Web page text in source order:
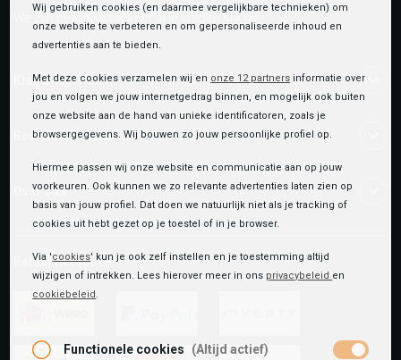
We zijn beschikbaar voor al je vragen
Klantenservice
Bestelinformatie
Over ons
Betaalmethoden
ideal paypal riverty
Wij gebruiken cookies (en daarmee vergelijkbare technieken) om
onze website te verbeteren en om gepersonaliseerde inhoud en
advertenties aan te bieden.
Met deze cookies verzamelen wij en onze 12 partners informatie over
jou en volgen we jouw internetgedrag binnen, en mogelijk ook buiten
onze website aan de hand van unieke identificatoren, zoals je
browsergegevens. Wij bouwen zo jouw persoonlijke profiel op.
Hiermee passen wij onze website en communicatie aan op jouw
voorkeuren. Ook kunnen we zo relevante advertenties laten zien op
basis van jouw profiel. Dat doen we natuurlijk niet als je tracking of
cookies uit hebt gezet op je toestel of in je browser.
Via 'cookies' kun je ook zelf instellen en je toestemming altijd
wijzigen of intrekken. Lees hierover meer in ons privacybeleid en
cookiebeleid.
Functionele cookies (Altijd actief)